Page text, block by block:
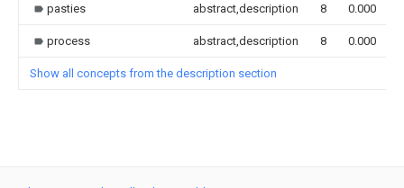
pasties abstract,description 8 0.000
process abstract,description 8 0.000
Show all concepts from the description section